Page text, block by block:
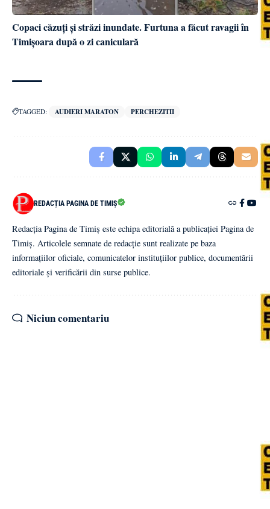
Copaci căzuți și străzi inundate. Furtuna a făcut ravagii în
Timișoara după o zi caniculară
TAGGED: AUDIERI MARATON PERCHEZITII
REDACȚIA PAGINA DE TIMIȘ
Redacția Pagina de Timiș este echipa editorială a publicației Pagina de
Timiș. Articolele semnate de redacție sunt realizate pe baza
informațiilor oficiale, comunicatelor instituțiilor publice, documentării
editoriale și verificării din surse publice.
Niciun comentariu